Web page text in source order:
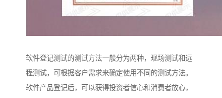
软件登记测试的测试方法一般分为两种，现场测试和远
程测试，可根据客户需求来确定使用不同的测试方法。
软件产品登记后，可以获得投资者信心和消费者放心，